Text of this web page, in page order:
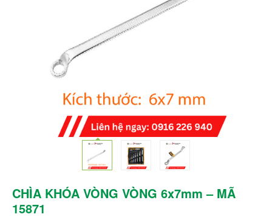
CHÌA KHÓA VÒNG VÒNG 6x7mm – MÃ
15871